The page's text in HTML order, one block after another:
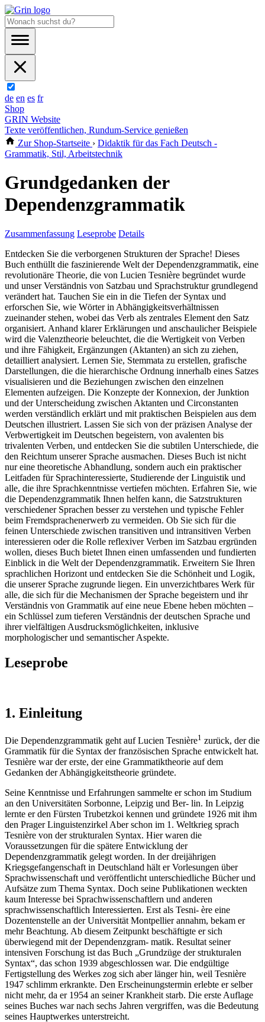
de en es fr
Shop
GRIN Website
Texte veröffentlichen, Rundum-Service genießen
Zur Shop-Startseite › Didaktik für das Fach Deutsch -
Grammatik, Stil, Arbeitstechnik
Grundgedanken der
Dependenzgrammatik
Zusammenfassung Leseprobe Details
Entdecken Sie die verborgenen Strukturen der Sprache! Dieses
Buch enthüllt die faszinierende Welt der Dependenzgrammatik, eine
revolutionäre Theorie, die von Lucien Tesnière begründet wurde
und unser Verständnis von Satzbau und Sprachstruktur grundlegend
verändert hat. Tauchen Sie ein in die Tiefen der Syntax und
erforschen Sie, wie Wörter in Abhängigkeitsverhältnissen
zueinander stehen, wobei das Verb als zentrales Element den Satz
organisiert. Anhand klarer Erklärungen und anschaulicher Beispiele
wird die Valenztheorie beleuchtet, die die Wertigkeit von Verben
und ihre Fähigkeit, Ergänzungen (Aktanten) an sich zu ziehen,
detailliert analysiert. Lernen Sie, Stemmata zu erstellen, grafische
Darstellungen, die die hierarchische Ordnung innerhalb eines Satzes
visualisieren und die Beziehungen zwischen den einzelnen
Elementen aufzeigen. Die Konzepte der Konnexion, der Junktion
und der Unterscheidung zwischen Aktanten und Circonstanten
werden verständlich erklärt und mit praktischen Beispielen aus dem
Deutschen illustriert. Lassen Sie sich von der präzisen Analyse der
Verbwertigkeit im Deutschen begeistern, von avalenten bis
trivalenten Verben, und entdecken Sie die subtilen Unterschiede, die
den Reichtum unserer Sprache ausmachen. Dieses Buch ist nicht
nur eine theoretische Abhandlung, sondern auch ein praktischer
Leitfaden für Sprachinteressierte, Studierende der Linguistik und
alle, die ihre Sprachkenntnisse vertiefen möchten. Erfahren Sie, wie
die Dependenzgrammatik Ihnen helfen kann, die Satzstrukturen
verschiedener Sprachen besser zu verstehen und typische Fehler
beim Fremdsprachenerwerb zu vermeiden. Ob Sie sich für die
feinen Unterschiede zwischen transitiven und intransitiven Verben
interessieren oder die Rolle reflexiver Verben im Satzbau ergründen
wollen, dieses Buch bietet Ihnen einen umfassenden und fundierten
Einblick in die Welt der Dependenzgrammatik. Erweitern Sie Ihren
sprachlichen Horizont und entdecken Sie die Schönheit und Logik,
die unserer Sprache zugrunde liegen. Ein unverzichtbares Werk für
alle, die sich für die Mechanismen der Sprache begeistern und ihr
Verständnis von Grammatik auf eine neue Ebene heben möchten –
ein Schlüssel zum tieferen Verständnis der deutschen Sprache und
ihrer vielfältigen Ausdrucksmöglichkeiten, inklusive
morphologischer und semantischer Aspekte.
Leseprobe
1. Einleitung
Die Dependenzgrammatik geht auf Lucien Tesnière1 zurück, der die
Grammatik für die Syntax der französischen Sprache entwickelt hat.
Tesnière war der erste, der eine Grammatiktheorie auf dem
Gedanken der Abhängigkeitstheorie gründete.
Seine Kenntnisse und Erfahrungen sammelte er schon im Studium
an den Universitäten Sorbonne, Leipzig und Ber- lin. In Leipzig
lernte er den Fürsten Trubetzkoi kennen und gründete 1926 mit ihm
den Prager Linguistenzirkel Aber schon im 1. Weltkrieg sprach
Tesnière von der strukturalen Syntax. Hier waren die
Voraussetzungen für die spätere Entwicklung der
Dependenzgrammatik gelegt worden. In der dreijährigen
Kriegsgefangenschaft in Deutschland hält er Vorlesungen über
Sprachwissenschaft und veröffentlicht unterschiedliche Bücher und
Aufsätze zum Thema Syntax. Doch seine Publikationen weckten
kaum Interesse bei Sprachwissenschaftlern und anderen
sprachwissenschaftlich Interessierten. Erst als Tesni- ère eine
Dozentenstelle an der Universität Montpellier annahm, bekam er
mehr Beachtung. Ab diesem Zeitpunkt beschäftigte er sich
überwiegend mit der Dependenzgram- matik. Resultat seiner
intensiven Forschung ist das Buch „Grundzüge der strukturalen
Syntax“, das schon 1939 abgeschlossen war. Die endgültige
Fertigstellung des Werkes zog sich aber länger hin, weil Tesnière
1947 schlimm erkrankte. Den Erscheinungstermin erlebte er selber
nicht mehr, da er 1954 an seiner Krankheit starb. Die erste Auflage
seines Buches war nach sechs Jahren vergriffen, was die Bedeutung
seines Hauptwerkes unterstreicht.